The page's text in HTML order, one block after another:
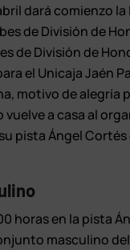
dará comienzo la
de División de
de División de
el Unicaja Jaén
motivo de alegría
a casa al
pista Ángel Cortés
horas en la pista
masculino